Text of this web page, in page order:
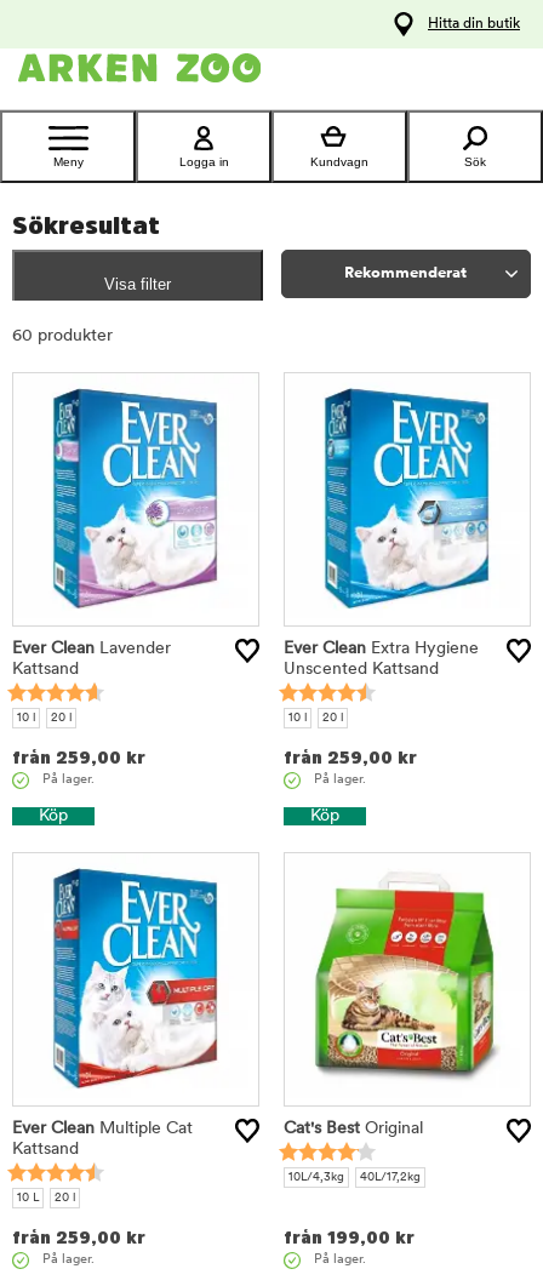
Kontakta
Hitta din butik
Meny Logga in Kundvagn Sök
Sökresultat
Visa filter
Rekommenderat
60 produkter
Ever Clean Lavender
Kattsand
10 l 20 l
från 259,00 kr
På lager.
Köp
Ever Clean Extra Hygiene
Unscented Kattsand
10 l 20 l
från 259,00 kr
På lager.
Köp
Ever Clean Multiple Cat
Kattsand
10 L 20 l
från 259,00 kr
På lager.
Cat's Best Original
10L/4,3kg 40L/17,2kg
från 199,00 kr
På lager.